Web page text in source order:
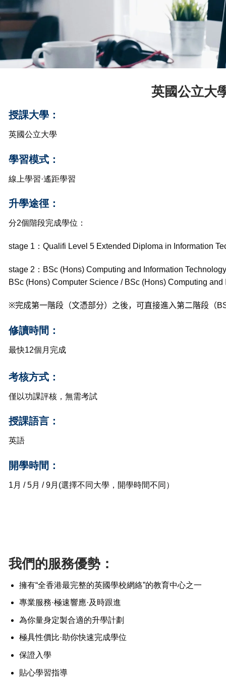
英國公立大
授課大學：
英國公立大學
學習模式：
線上學習·遙距學習
升學途徑：
分2個階段完成學位：
stage 1：Qualifi Level 5 Extended Diploma in Information
stage 2：BSc (Hons) Computing and Information
BSc (Hons) Computer Science / BSc (Hons) Computing
※完成第一階段（文憑部分）之後，可直接進入第二階段（
修讀時間：
最快12個月完成
考核方式：
僅以功課評核，無需考試
授課語言：
英語
開學時間：
1月 / 5月 / 9月(選擇不同大學，開學時間不同）
我們的服務優勢：
擁有“全香港最完整的英國學校網絡”的教育中心之一
專業服務·極速響應·及時跟進
為你量身定製合適的升學計劃
極具性價比·助你快速完成學位
保證入學
貼心學習指導